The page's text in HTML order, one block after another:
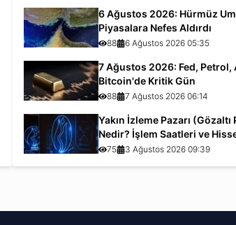
6 Ağustos 2026: Hürmüz
Piyasalara Nefes Aldırdı
88 6 Ağustos 2026 05:35
7 Ağustos 2026: Fed, Petrol,
Bitcoin'de Kritik Gün
88 7 Ağustos 2026 06:14
Yakın İzleme Pazarı (Gözaltı
Nedir? İşlem Saatleri ve
75 3 Ağustos 2026 09:39